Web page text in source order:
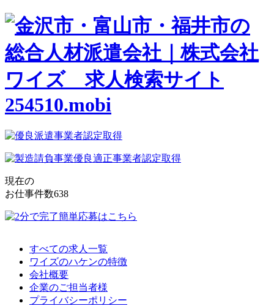
現在の
お仕事件数638
すべての求人一覧
ワイズのハケンの特徴
会社概要
企業のご担当者様
プライバシーポリシー